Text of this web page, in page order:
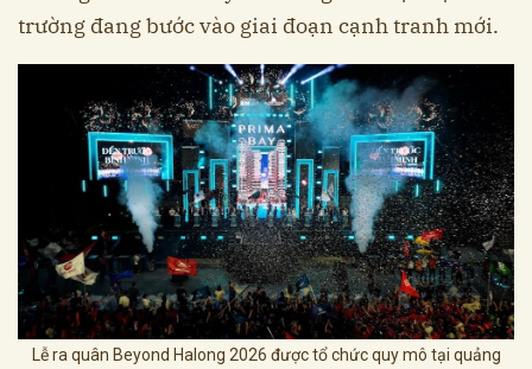
trường đang bước vào giai đoạn cạnh tranh mới.
Lễ ra quân Beyond Halong 2026 được tổ chức quy mô tại quảng